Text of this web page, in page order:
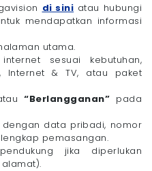
di sini atau hubungi
mendapatkan informasi
utama.
sesuai kebutuhan,
Internet & TV, atau paket
“Berlangganan” pada
data pribadi, nomor
pemasangan.
jika diperlukan
alamat).